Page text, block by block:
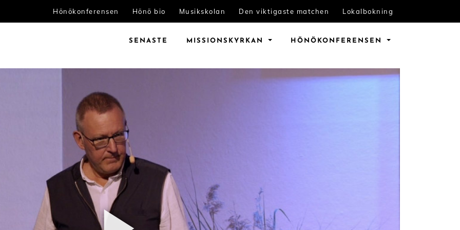
Hönökonferensen Hönö bio Musikskolan Den viktigaste matchen Lokalbokning
SENASTE MISSIONS KYRKAN HÖNÖ KONFERENSEN